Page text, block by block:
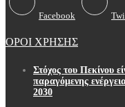
Facebook
ΟΡΟΙ ΧΡΗΣΗΣ
Στόχος του Πεκίνου
παραγόμενης
2030